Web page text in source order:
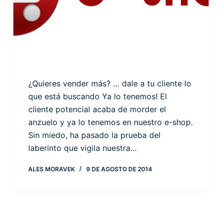
¿Quieres vender más? … dale a tu cliente lo
que está buscando Ya lo tenemos! El
cliente potencial acaba de morder el
anzuelo y ya lo tenemos en nuestro e-shop.
Sin miedo, ha pasado la prueba del
laberinto que vigila nuestra…
ALES MORAVEK 9 DE AGOSTO DE 2014